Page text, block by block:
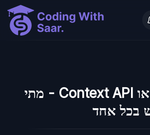
Redux או Context API - מתי
בכל אחד